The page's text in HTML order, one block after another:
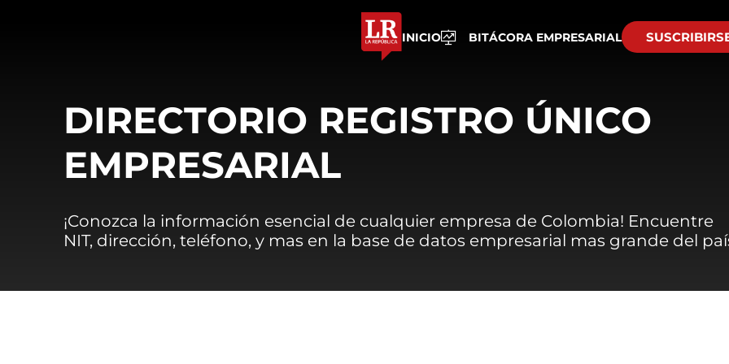
INICIO BITÁCORA EMPRESARIAL
DIRECTORIO REGISTRO ÚNICO
EMPRESARIAL
¡Conozca la información esencial de cualquier empresa de Colombia! Encuentre
NIT, dirección, teléfono, y mas en la base de datos empresarial mas grande del